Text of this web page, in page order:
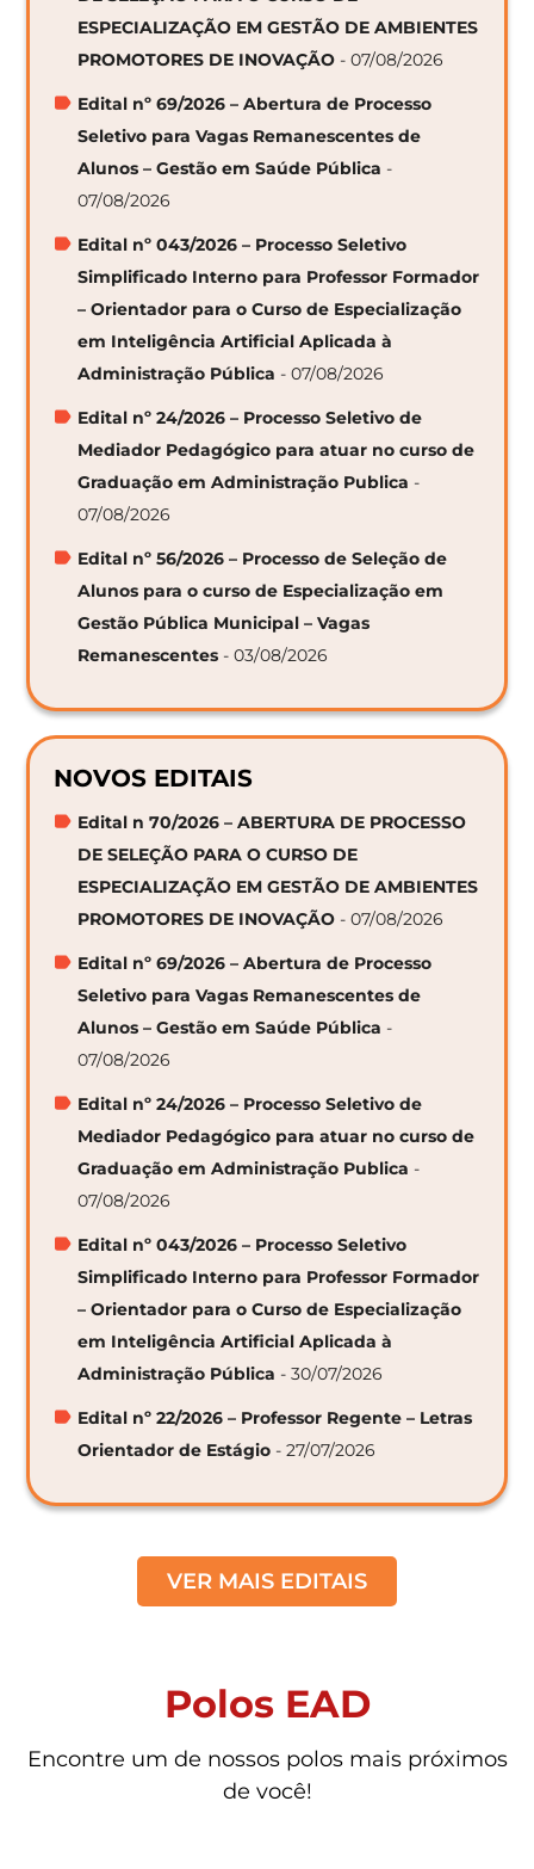
ESPECIALIZAÇÃO EM GESTÃO DE AMBIENTES
PROMOTORES DE INOVAÇÃO - 07/08/2026
Edital nº 69/2026 – Abertura de Processo
Seletivo para Vagas Remanescentes de
Alunos – Gestão em Saúde Pública -
07/08/2026
Edital nº 043/2026 – Processo Seletivo
Simplificado Interno para Professor Formador
– Orientador para o Curso de Especialização
em Inteligência Artificial Aplicada à
Administração Pública - 07/08/2026
Edital nº 24/2026 – Processo Seletivo de
Mediador Pedagógico para atuar no curso de
Graduação em Administração Publica -
07/08/2026
Edital nº 56/2026 – Processo de Seleção de
Alunos para o curso de Especialização em
Gestão Pública Municipal – Vagas
Remanescentes - 03/08/2026
NOVOS EDITAIS
Edital n 70/2026 – ABERTURA DE PROCESSO
DE SELEÇÃO PARA O CURSO DE
ESPECIALIZAÇÃO EM GESTÃO DE AMBIENTES
PROMOTORES DE INOVAÇÃO - 07/08/2026
Edital nº 69/2026 – Abertura de Processo
Seletivo para Vagas Remanescentes de
Alunos – Gestão em Saúde Pública -
07/08/2026
Edital nº 24/2026 – Processo Seletivo de
Mediador Pedagógico para atuar no curso de
Graduação em Administração Publica -
07/08/2026
Edital nº 043/2026 – Processo Seletivo
Simplificado Interno para Professor Formador
– Orientador para o Curso de Especialização
em Inteligência Artificial Aplicada à
Administração Pública - 30/07/2026
Edital nº 22/2026 – Professor Regente – Letras
Orientador de Estágio - 27/07/2026
VER MAIS EDITAIS
Polos EAD
Encontre um de nossos polos mais próximos
de você!